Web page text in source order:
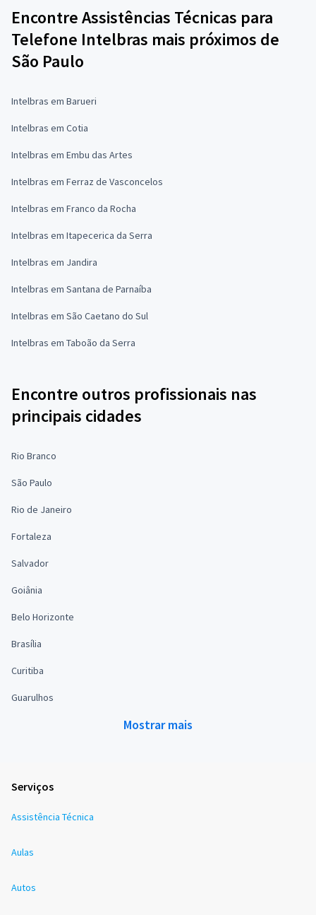
Encontre Assistências Técnicas para
Telefone Intelbras mais próximos de
São Paulo
Intelbras em Barueri
Intelbras em Cotia
Intelbras em Embu das Artes
Intelbras em Ferraz de Vasconcelos
Intelbras em Franco da Rocha
Intelbras em Itapecerica da Serra
Intelbras em Jandira
Intelbras em Santana de Parnaíba
Intelbras em São Caetano do Sul
Intelbras em Taboão da Serra
Encontre outros profissionais nas
principais cidades
Rio Branco
São Paulo
Rio de Janeiro
Fortaleza
Salvador
Goiânia
Belo Horizonte
Brasília
Curitiba
Guarulhos
Mostrar mais
Serviços
Assistência Técnica
Aulas
Autos